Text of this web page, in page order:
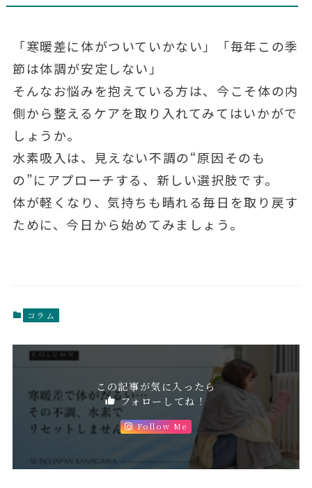
「寒暖差に体がついていかない」「毎年この季
節は体調が安定しない」
そんなお悩みを抱えている方は、今こそ体の内
側から整えるケアを取り入れてみてはいかがで
しょうか。
水素吸入は、見えない不調の“原因そのも
の”にアプローチする、新しい選択肢です。
体が軽くなり、気持ちも晴れる毎日を取り戻す
ために、今日から始めてみましょう。
コラム
この記事が気に入ったら
フォローしてね！
Follow Me